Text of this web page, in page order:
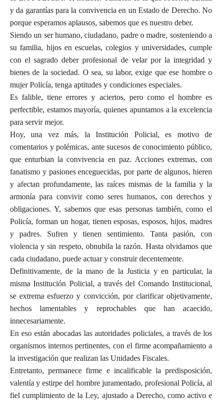
y da garantías para la convivencia en un Estado de Derecho. No
porque esperamos aplausos, sabemos que es nuestro deber.
Siendo un ser humano, ciudadano, padre o madre, sosteniendo a
su familia, hijos en escuelas, colegios y universidades, cumple
con el sagrado deber profesional de velar por la integridad y
bienes de la sociedad. O sea, su labor, exige que ese hombre o
mujer Policía, tenga aptitudes y condiciones especiales.
Es falible, tiene errores y aciertos, pero como el hombre es
perfectible, estamos mayoría, quienes apuntamos a la excelencia
para servir mejor.
Hoy, una vez más, la Institución Policial, es motivo de
comentarios y polémicas, ante sucesos de conocimiento público,
que enturbian la convivencia en paz. Acciones extremas, con
fanatismo y pasiones enceguecidas, por parte de algunos, hieren
y afectan profundamente, las raíces mismas de la familia y la
armonía para convivir como seres humanos, con derechos y
obligaciones. Y, sabemos que esas personas también, como el
Policía, forman un hogar, tienen esposas, esposos, hijos, madres
y padres. Sufren y tienen sentimiento. Tanta pasión, con
violencia y sin respeto, obnubila la razón. Hasta olvidamos que
cada ciudadano, puede actuar y construir decentemente.
Definitivamente, de la mano de la Justicia y en particular, la
misma Institución Policial, a través del Comando Institucional,
se extrema esfuerzo y convicción, por clarificar objetivamente,
hechos lamentables y reprochables que han acaecido,
innecesariamente.
En eso están abocadas las autoridades policiales, a través de los
organismos internos pertinentes, con el firme acompañamiento a
la investigación que realizan las Unidades Fiscales.
Entretanto, permanece firme e incalificable la predisposición,
valentía y estirpe del hombre juramentado, profesional Policía, al
fiel cumplimiento de la Ley, ajustado a Derecho, como activo e